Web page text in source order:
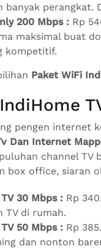
banyak
200 Mbps : Rp
maksimal buat
kompetitif.
Paket WiFi
pengen internet
Dan Internet
channel TV
box office, siaran
30 Mbps : Rp
TV di rumah.
50 Mbps : Rp
dan nonton